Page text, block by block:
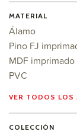
MATERIAL
Álamo
Pino FJ
MDF imprimado
PVC
VER TODOS LOS
COLECCIÓN